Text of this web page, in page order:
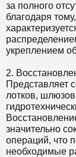
за полного
благодаря
укреплением
2.
Представляет
лотков,
значительно
операций, что
необходимые